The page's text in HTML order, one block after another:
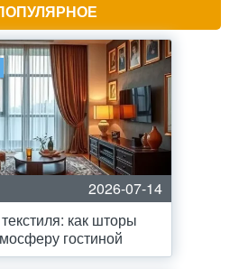
2026-07-14
как шторы
гостиной